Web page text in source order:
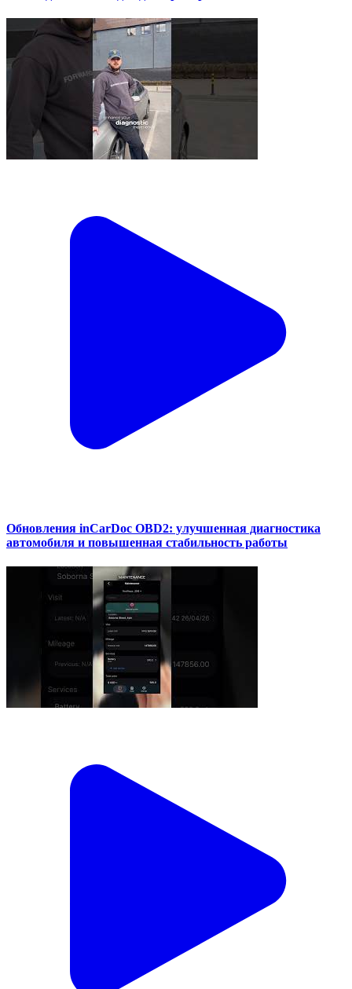
Обновления inCarDoc OBD2: улучшенная диагностика
автомобиля и повышенная стабильность работы